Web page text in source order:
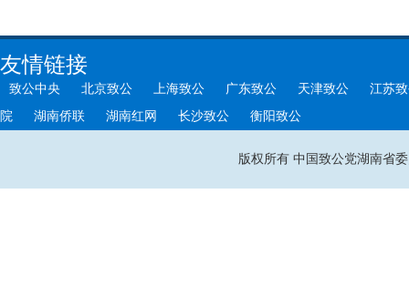
友情链接
致公中央 北京致公 上海致公 广东致公 天津致公
江苏
院
湖南侨联 湖南红网 长沙致公 衡阳致公
版权所有 中国致公党湖南省